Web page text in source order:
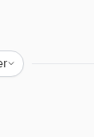
de
maar